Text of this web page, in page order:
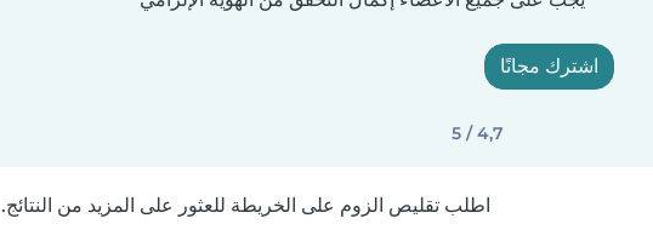
اشترك مجانًا
4,7 / 5
اطلب تقليص الزوم على الخريطة للعثور على المزيد من النتائج.